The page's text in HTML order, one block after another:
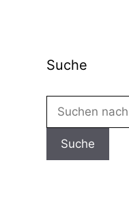
Suche